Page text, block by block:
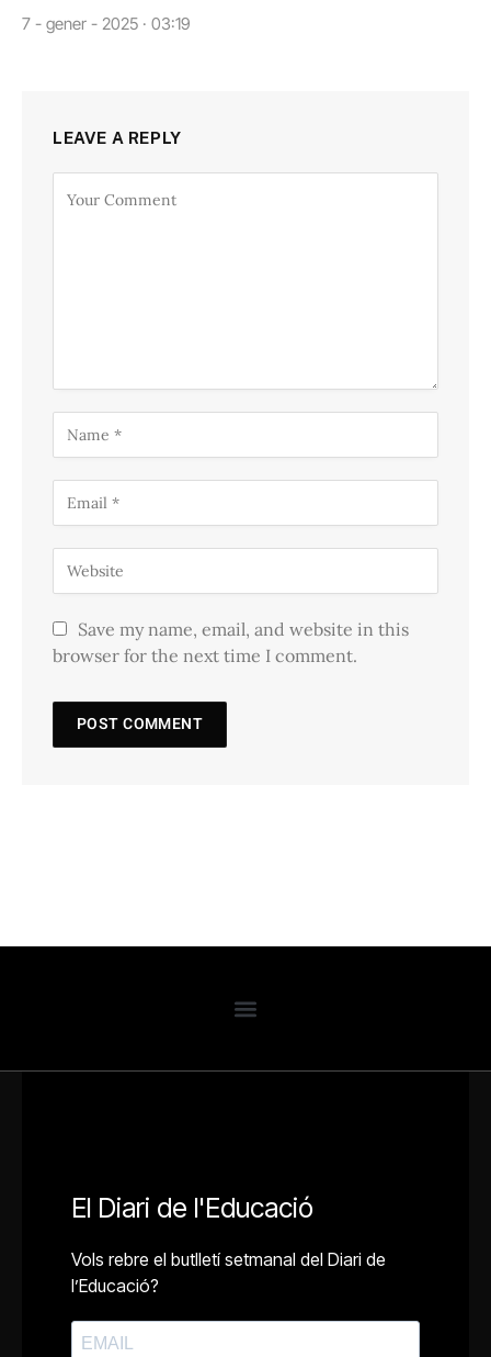
7 - gener - 2025 · 03:19
LEAVE A REPLY
Save my name, email, and website in this
browser for the next time I comment.